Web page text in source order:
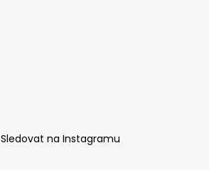
Sledovat na Instagramu